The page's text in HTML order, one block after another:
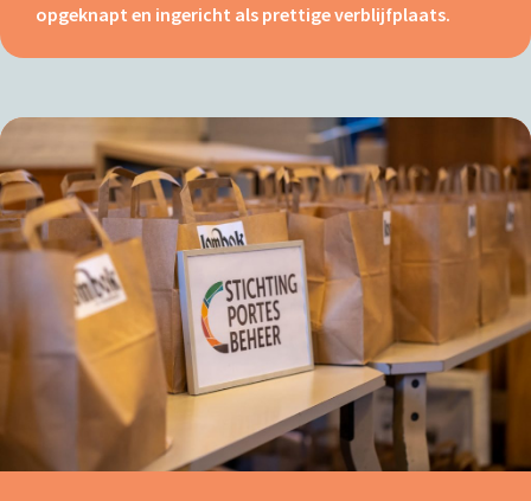
opgeknapt en ingericht als prettige verblijfplaats.